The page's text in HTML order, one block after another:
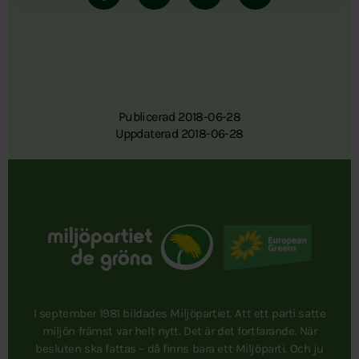
Publicerad 2018-06-28
Uppdaterad 2018-06-28
I september 1981 bildades Miljöpartiet. Att ett parti satte
miljön främst var helt nytt. Det är det fortfarande. När
besluten ska fattas – då finns bara ett Miljöparti. Och ju